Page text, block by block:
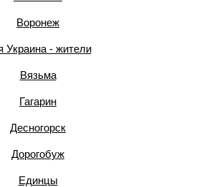
Воронеж
Украина - жители
Вязьма
Гагарин
Десногорск
Дорогобуж
Единцы